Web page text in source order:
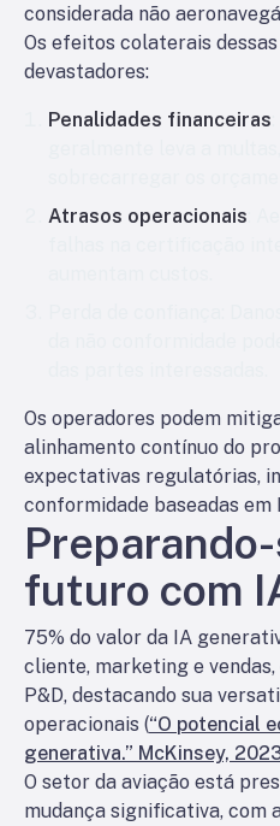
considerada não
Os efeitos colaterais
devastadores:
Penalidades financeiras
Atrasos operacionais
Os operadores podem
alinhamento contínuo do
expectativas regulatórias,
conformidade baseadas em
futuro com
75% do valor da IA
cliente, marketing e
P&D, destacando sua
operacionais (“O potencial
generativa.” McKinsey,
O setor da aviação está
mudança significativa, com